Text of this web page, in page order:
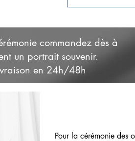
commandez dès à
un portrait souvenir.
en 24h/48h
Pour la cérémonie des